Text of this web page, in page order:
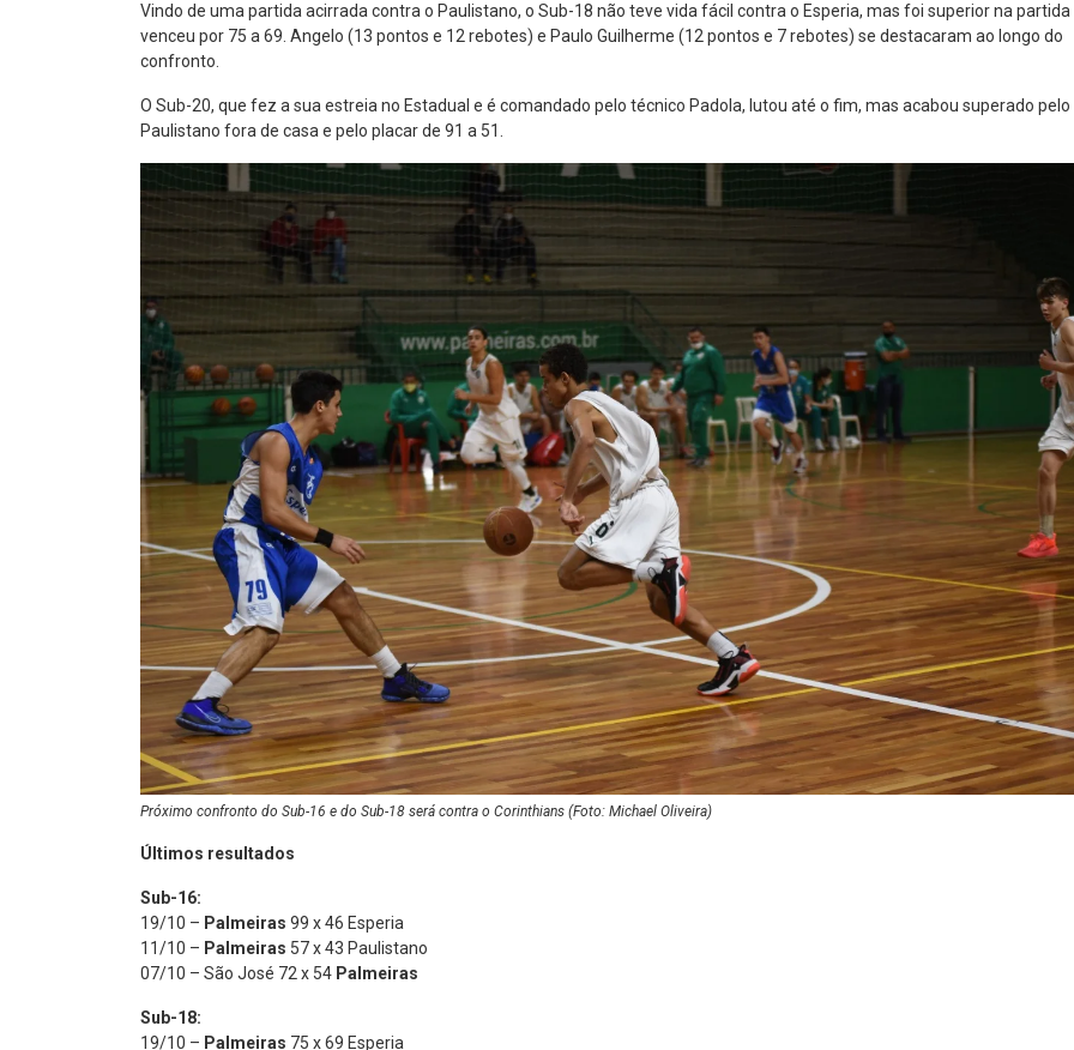
Vindo de uma partida acirrada contra o Paulistano, o Sub-18 não teve vida fácil contra o Esperia, mas foi superior na partida
venceu por 75 a 69. Angelo (13 pontos e 12 rebotes) e Paulo Guilherme (12 pontos e 7 rebotes) se destacaram ao longo do
confronto.
O Sub-20, que fez a sua estreia no Estadual e é comandado pelo técnico Padola, lutou até o fim, mas acabou superado pelo
Paulistano fora de casa e pelo placar de 91 a 51.
Próximo confronto do Sub-16 e do Sub-18 será contra o Corinthians (Foto: Michael Oliveira)
Últimos resultados
Sub-16:
19/10 – Palmeiras 99 x 46 Esperia
11/10 – Palmeiras 57 x 43 Paulistano
07/10 – São José 72 x 54 Palmeiras
Sub-18:
19/10 – Palmeiras 75 x 69 Esperia